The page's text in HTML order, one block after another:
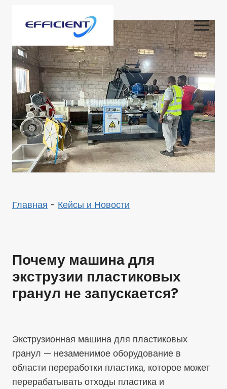
Главная - Кейсы и Новости
Почему машина для
экструзии пластиковых
гранул не запускается?
Экструзионная машина для пластиковых
гранул — незаменимое оборудование в
области переработки пластика, которое может
перерабатывать отходы пластика и